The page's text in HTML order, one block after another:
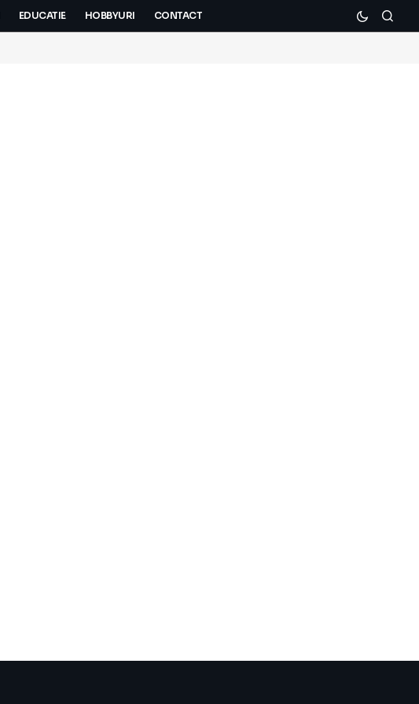
EDUCATIE HOBBYURI CONTACT